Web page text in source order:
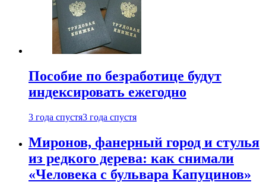
Пособие по безработице будут
индексировать ежегодно
3 года спустя3 года спустя
Миронов, фанерный город и стулья
из редкого дерева: как снимали
«Человека с бульвара Капуцинов»